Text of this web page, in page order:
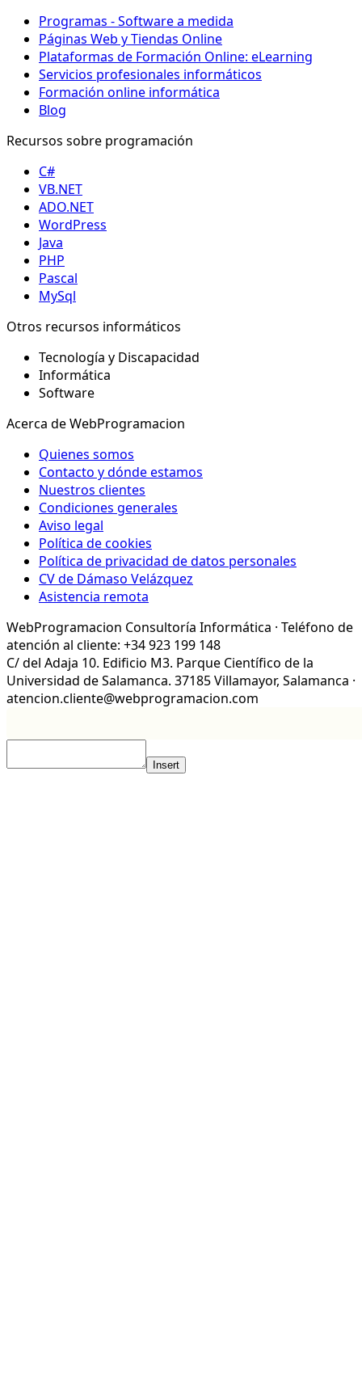
Programas - Software a medida
Páginas Web y Tiendas Online
Plataformas de Formación Online: eLearning
Servicios profesionales informáticos
Formación online informática
Blog
Recursos sobre programación
C#
VB.NET
ADO.NET
WordPress
Java
PHP
Pascal
MySql
Otros recursos informáticos
Tecnología y Discapacidad
Informática
Software
Acerca de WebProgramacion
Quienes somos
Contacto y dónde estamos
Nuestros clientes
Condiciones generales
Aviso legal
Política de cookies
Política de privacidad de datos personales
CV de Dámaso Velázquez
Asistencia remota
WebProgramacion Consultoría Informática · Teléfono de
atención al cliente: +34 923 199 148
C/ del Adaja 10. Edificio M3. Parque Científico de la
Universidad de Salamanca. 37185 Villamayor, Salamanca ·
atencion.cliente@webprogramacion.com
Insert